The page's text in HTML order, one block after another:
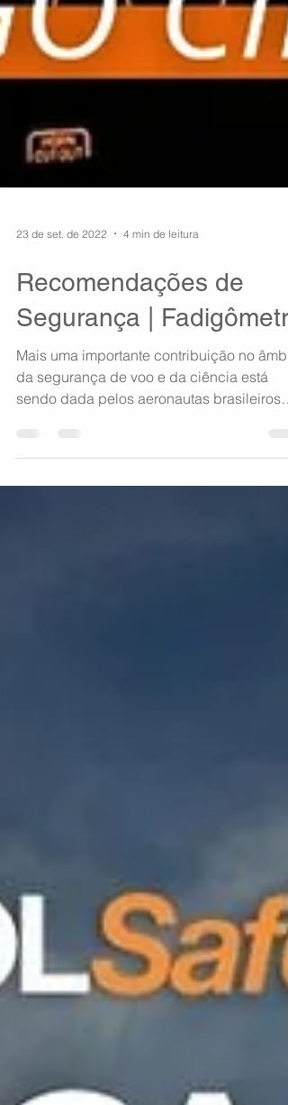
4 min de leitura
Recomendações de
Segurança | Fadigômetro
sendo dada pelos aeronautas brasileiros
por meio do...